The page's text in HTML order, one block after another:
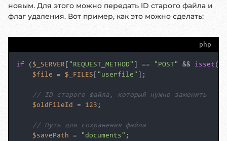
новым. Для этого можно передать ID старого файла и
флаг удаления. Вот пример, как это можно сделать:
php
if ( $_SERVER "REQUEST_METHOD" ] == "POST" && isset (
$file = $_FILES "userfile" ];
// ID старого файла, который нужно заменить
$oldFileId = 123 ;
// Путь для сохранения файла
$savePath = "documents" ;